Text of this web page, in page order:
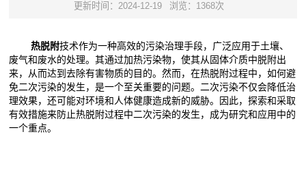
更新时间：2024-12-19 浏览：1368次
热脱附技术作为一种高效的污染治理手段，广泛应用于土壤、
废气和废水的处理。其通过加热污染物，使其从固体介质中脱附出
来，从而达到去除有害物质的目的。然而，在热脱附过程中，如何避
免二次污染的发生，是一个至关重要的问题。二次污染不仅会降低治
理效果，还可能对环境和人体健康造成新的威胁。因此，探索和采取
有效措施来防止热脱附过程中二次污染的发生，成为研究和应用中的
一个重点。